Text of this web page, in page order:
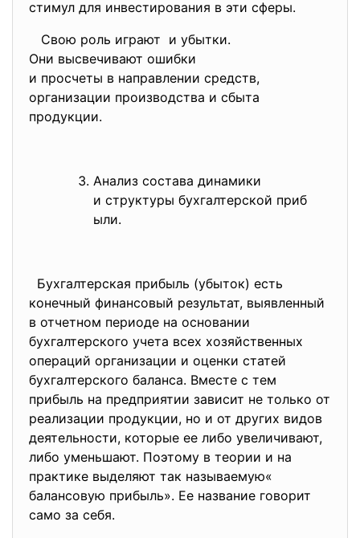
стимул для инвестирования в эти сферы.
Свою роль играют и убытки.
Они высвечивают ошибки
и просчеты в направлении средств,
организации производства и сбыта
продукции.
Анализ состава динамики
и структуры бухгалтерской приб
ыли.
Бухгалтерская прибыль (убыток) есть
конечный финансовый результат, выявленный
в отчетном периоде на основании
бухгалтерского учета всех хозяйственных
операций организации и оценки статей
бухгалтерского баланса. Вместе с тем
прибыль на предприятии зависит не только от
реализации продукции, но и от других видов
деятельности, которые ее либо увеличивают,
либо уменьшают. Поэтому в теории и на
практике выделяют так называемую«
балансовую прибыль». Ее название говорит
само за себя.